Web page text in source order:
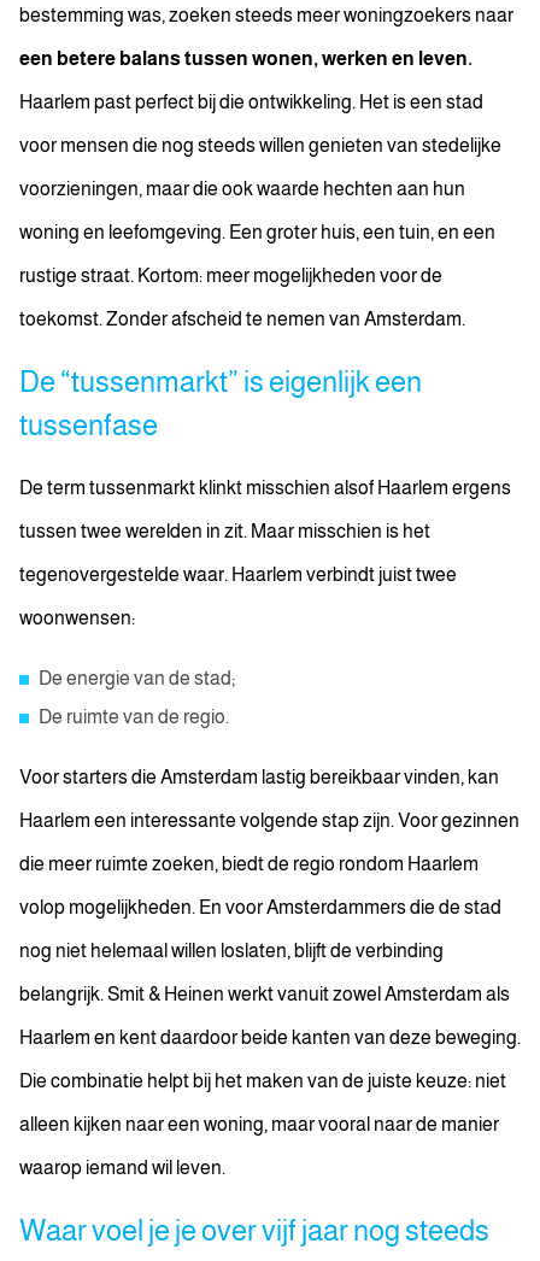
bestemming was, zoeken steeds meer woningzoekers naar
een betere balans tussen wonen, werken en leven.
Haarlem past perfect bij die ontwikkeling. Het is een stad
voor mensen die nog steeds willen genieten van stedelijke
voorzieningen, maar die ook waarde hechten aan hun
woning en leefomgeving. Een groter huis, een tuin, en een
rustige straat. Kortom: meer mogelijkheden voor de
toekomst. Zonder afscheid te nemen van Amsterdam.
De “tussenmarkt” is eigenlijk een
tussenfase
De term tussenmarkt klinkt misschien alsof Haarlem ergens
tussen twee werelden in zit. Maar misschien is het
tegenovergestelde waar. Haarlem verbindt juist twee
woonwensen:
De energie van de stad;
De ruimte van de regio.
Voor starters die Amsterdam lastig bereikbaar vinden, kan
Haarlem een interessante volgende stap zijn. Voor gezinnen
die meer ruimte zoeken, biedt de regio rondom Haarlem
volop mogelijkheden. En voor Amsterdammers die de stad
nog niet helemaal willen loslaten, blijft de verbinding
belangrijk. Smit & Heinen werkt vanuit zowel Amsterdam als
Haarlem en kent daardoor beide kanten van deze beweging.
Die combinatie helpt bij het maken van de juiste keuze: niet
alleen kijken naar een woning, maar vooral naar de manier
waarop iemand wil leven.
Waar voel je je over vijf jaar nog steeds